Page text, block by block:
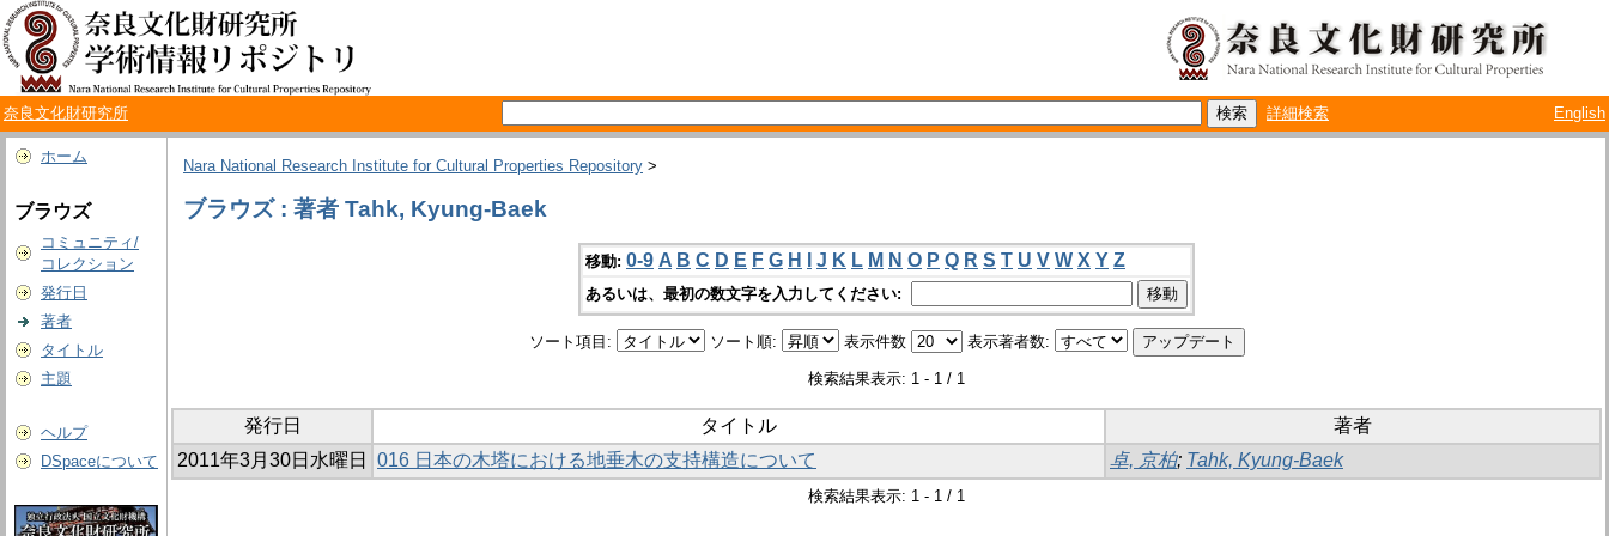
奈良文化財研究所 詳細検索 English
ホーム
ブラウズ
コミュニティ/
コレクション
発行日
著者
タイトル
主題
ヘルプ
DSpaceについて
Nara National Research Institute for Cultural Properties Repository >
ブラウズ : 著者 Tahk, Kyung-Baek
移動: 0-9 A B C D E F G H J K L M N O P Q R S T U V W X Y Z
あるいは、最初の数文字を入力してください:
ソート項目: ソート順: 表示件数 表示著者数:
検索結果表示: 1 - 1 / 1
発行日 タイトル
著者
2011年3月30日水曜日
016 日本の木塔における地垂木の支持構造について 卓, 京柏; Tahk, Kyung-Baek
検索結果表示: 1 - 1 / 1